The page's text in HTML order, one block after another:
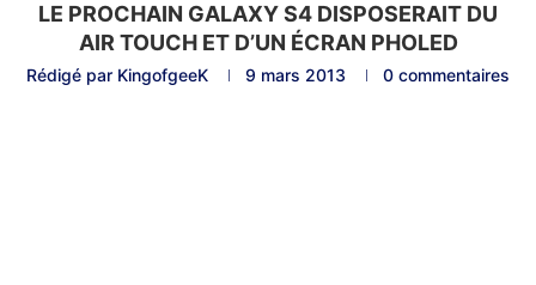
LE PROCHAIN GALAXY S4 DISPOSERAIT DU
AIR TOUCH ET D’UN ÉCRAN PHOLED
Rédigé par KingofgeeK 9 mars 2013 0 commentaires